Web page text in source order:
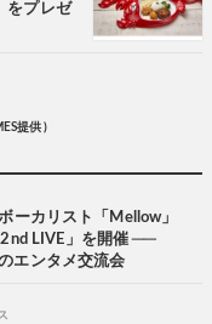
をプレゼ
提供 )
ーカリスト「Mellow」
LIVE」を開催 ──
エンタメ交流会